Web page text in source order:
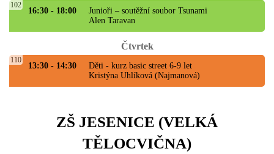
16:30 - 18:00
102
Junioři – soutěžní soubor Tsunami
Alen Taravan
Čtvrtek
13:30 - 14:30
110
Děti - kurz basic street 6-9 let
Kristýna Uhlíková (Najmanová)
ZŠ JESENICE (VELKÁ
TĚLOCVIČNA)